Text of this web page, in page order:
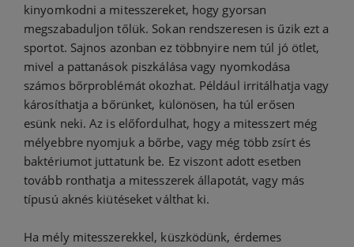
kinyomkodni a mitesszereket, hogy gyorsan
megszabaduljon tőlük. Sokan rendszeresen is űzik ezt a
sportot. Sajnos azonban ez többnyire nem túl jó ötlet,
mivel a pattanások piszkálása vagy nyomkodása
számos bőrproblémát okozhat. Például irritálhatja vagy
károsíthatja a bőrünket, különösen, ha túl erősen
esünk neki. Az is előfordulhat, hogy a mitesszert még
mélyebbre nyomjuk a bőrbe, vagy még több zsírt és
baktériumot juttatunk be. Ez viszont adott esetben
tovább ronthatja a mitesszerek állapotát, vagy más
típusú aknés kiütéseket válthat ki.
Ha mély mitesszerekkel, küszködünk, érdemes